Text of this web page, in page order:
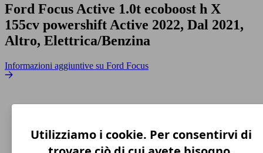
Ford Focus Active 1.0t ecoboost h X
155cv powershift Active 2022, Dal 2021,
Altro, Elettrica/Benzina
Informazioni aggiuntive su Ford Focus
Utilizziamo i cookie. Per consentirvi di